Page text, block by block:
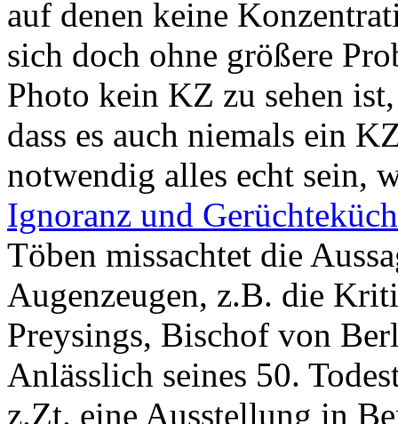
auf denen keine
sich doch ohne größere
Photo kein KZ zu sehen
dass es auch niemals ein
notwendig alles echt sein,
Ignoranz und
Töben missachtet die
Augenzeugen, z.B. die
Preysings, Bischof von
Anlässlich seines 50.
z.Zt. eine Ausstellung in